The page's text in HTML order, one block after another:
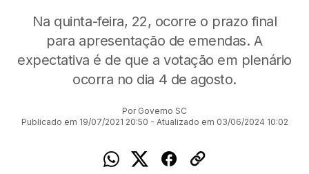
Na quinta-feira, 22, ocorre o prazo final
para apresentação de emendas. A
expectativa é de que a votação em plenário
ocorra no dia 4 de agosto.
Por Governo SC
Publicado em 19/07/2021 20:50 - Atualizado em 03/06/2024 10:02